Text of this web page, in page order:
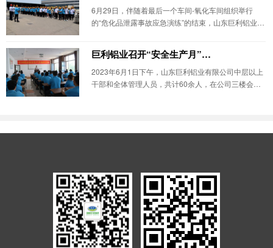
6月29日，伴随着最后一个车间-氧化车间组织举行
的“危化品泄露事故应急演练”的结束，山东巨利铝业有
巨利铝业召开“安全生产月”活动动员大会
2023年6月1日下午，山东巨利铝业有限公司中层以上
干部和全体管理人员，共计60余人，在公司三楼会议